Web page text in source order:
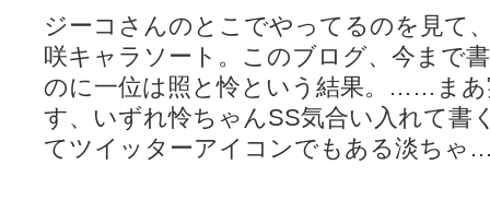
ジーコさんのとこでやってるのを見て
咲キャラソート。このブログ、今まで
のに一位は照と怜という結果。……ま
す、いずれ怜ちゃんSS気合い入れて書
てツイッターアイコンでもある淡ち